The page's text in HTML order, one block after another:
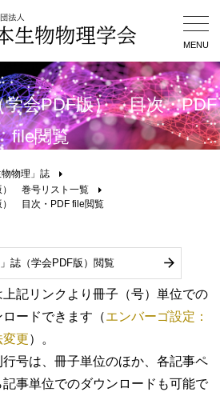
MENU
学会PDF版） 目次・PDF
file閲覧
物物理」誌
） 巻号リスト一覧
） 目次・PDF file閲覧
」誌（学会PDF版）閲覧
上記リンクより冊子（号）単位での
ードできます（エンバーゴ設定：
変更）。
行号は、冊子単位のほか、各記事ペ
記事単位でのダウンロードも可能で